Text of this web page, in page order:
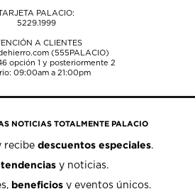
PALACIO:
5229.1999
A CLIENTES
(555PALACIO)
opción 1 y posteriormente 2
09:00am a 21:00pm
NOTICIAS TOTALMENTE PALACIO
recibedescuentos especiales.
tendencias y noticias.
beneficios y eventos únicos.